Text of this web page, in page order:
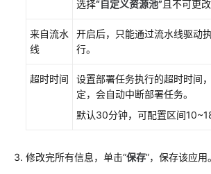
同
角
的
配
选择“自定义资源池” 且不可更改
来自流水
线
开启后，只能通过流水线驱动
行。
超时时间
设置部署任务执行的超时时间
定，会自动中断部署任务。
默认30分钟，可配置区间
修改完所有信息，单击“保存”，保存该应用。